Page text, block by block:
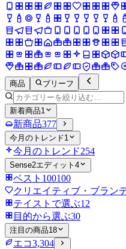
商品 ブリーフ
新着商品1
新商品377
今月のトレンド1
今月のトレンド254
Sense2エディット 4
ベスト100100
クリエイティブ・ブラン
テイストで選ぶ12
目的から選ぶ30
注目の商品18
エコ3,304